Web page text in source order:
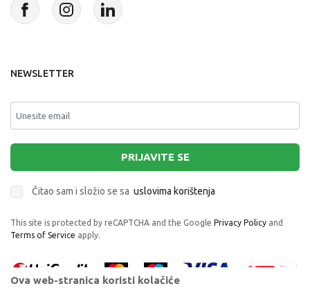
NEWSLETTER
PRIJAVITE SE
Čitao sam i složio se sa uslovima korištenja
This site is protected by reCAPTCHA and the Google Privacy Policy and
Terms of Service apply.
Ova web-stranica koristi kolačiće